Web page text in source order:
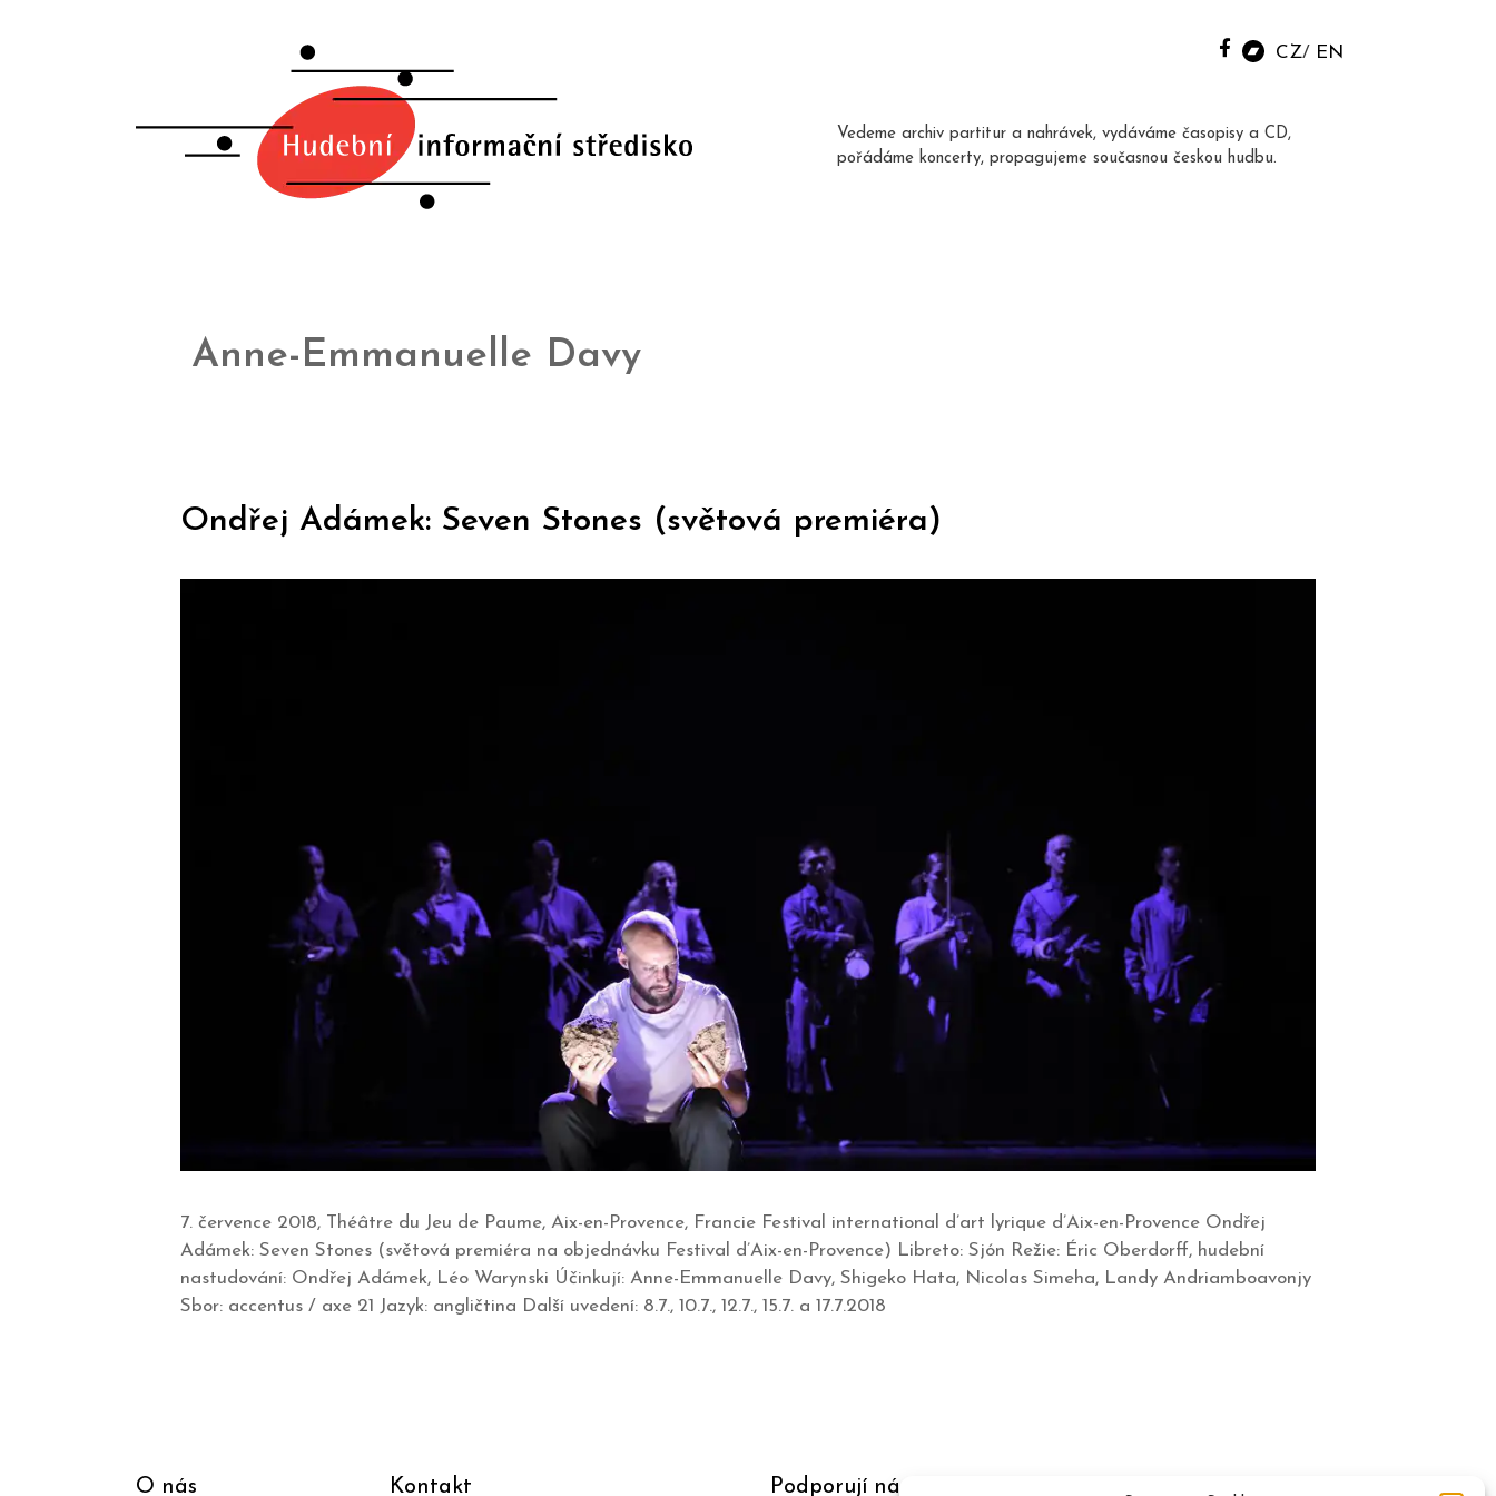
CZ EN
Vedeme archiv partitur a nahrávek, vydáváme časopisy a CD,
pořádáme koncerty, propagujeme současnou českou hudbu.
Anne-Emmanuelle Davy
Ondřej Adámek: Seven Stones (světová premiéra)
7. července 2018, Théâtre du Jeu de Paume, Aix-en-Provence, Francie Festival international d’art lyrique d’Aix-en-Provence Ondřej
Adámek: Seven Stones (světová premiéra na objednávku Festival d’Aix-en-Provence) Libreto: Sjón Režie: Éric Oberdorff, hudební
nastudování: Ondřej Adámek, Léo Warynski Účinkují: Anne-Emmanuelle Davy, Shigeko Hata, Nicolas Simeha, Landy Andriamboavonjy
Sbor: accentus / axe 21 Jazyk: angličtina Další uvedení: 8.7., 10.7., 12.7., 15.7. a 17.7.2018
O nás Kontakt Podporují nás